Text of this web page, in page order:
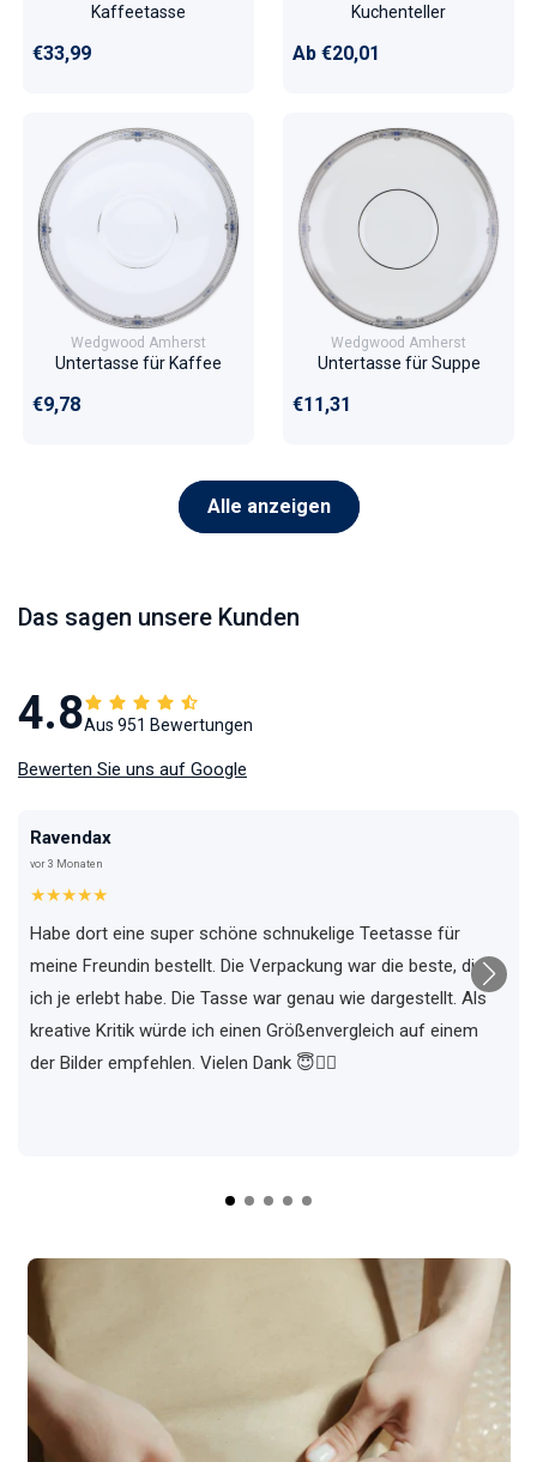
Kaffeetasse
Normaler Preis
€33,99
Kuchenteller
Normaler Preis
Ab €20,01
Wedgwood Amherst
Untertasse für Kaffee
Normaler Preis
€9,78
Wedgwood Amherst
Untertasse für Suppe
Normaler Preis
€11,31
Alle anzeigen
Das sagen unsere Kunden
4.8Aus 951 Bewertungen
Bewerten Sie uns auf Google
Ravendax
vor 3 Monaten
★★★★★
Habe dort eine super schöne schnukelige Teetasse für
meine Freundin bestellt. Die Verpackung war die beste, die
ich je erlebt habe. Die Tasse war genau wie dargestellt. Als
kreative Kritik würde ich einen Größenvergleich auf einem
der Bilder empfehlen. Vielen Dank 😇✌🏼